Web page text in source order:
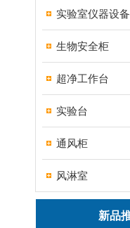
实验室仪器设备
生物安全柜
超净工作台
实验台
通风柜
风淋室
新品